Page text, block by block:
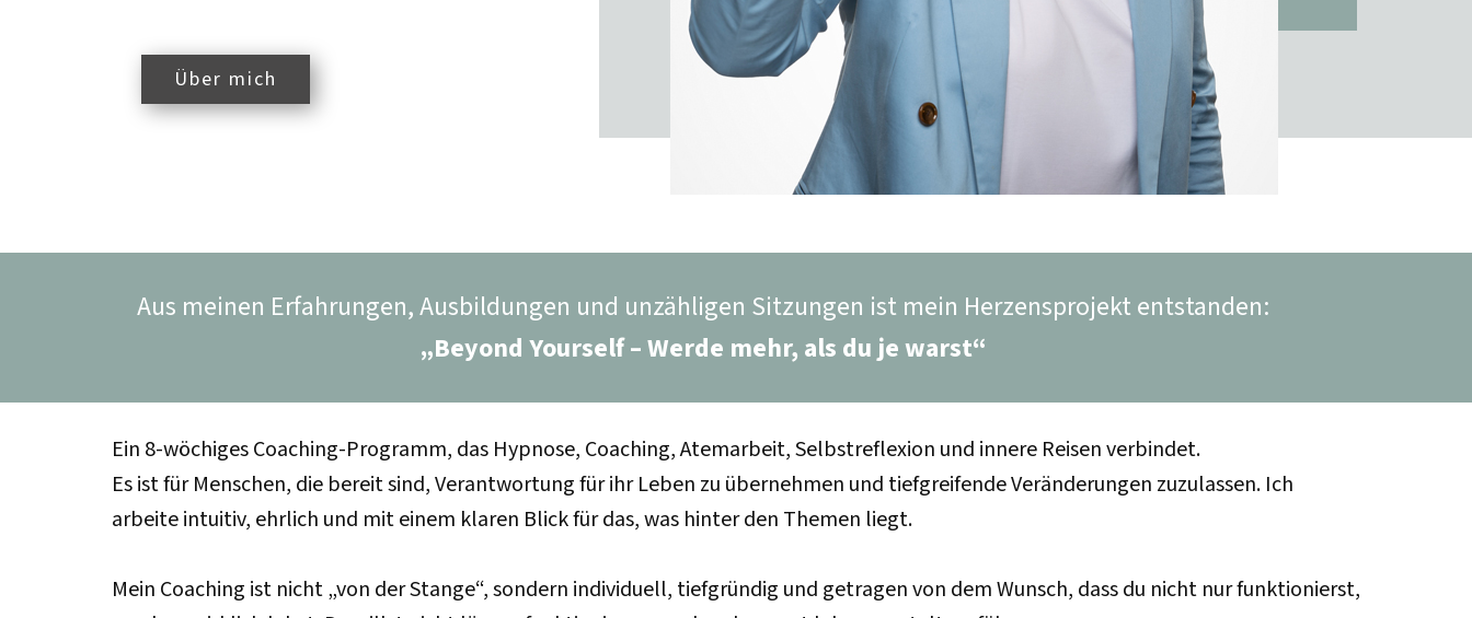
Über mich
Aus meinen Erfahrungen, Ausbildungen und unzähligen Sitzungen ist mein Herzensprojekt entstanden:
„Beyond Yourself – Werde mehr, als du je warst“
Ein 8-wöchiges Coaching-Programm, das Hypnose, Coaching, Atemarbeit, Selbstreflexion und innere Reisen verbindet.
Es ist für Menschen, die bereit sind, Verantwortung für ihr Leben zu übernehmen und tiefgreifende Veränderungen zuzulassen. Ich
arbeite intuitiv, ehrlich und mit einem klaren Blick für das, was hinter den Themen liegt.
Mein Coaching ist nicht „von der Stange“, sondern individuell, tiefgründig und getragen von dem Wunsch, dass du nicht nur funktionierst,